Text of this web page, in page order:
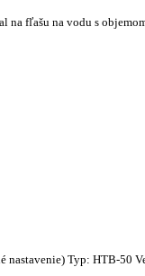
fľašu na vodu s
nastavenie) Typ: HTB-50